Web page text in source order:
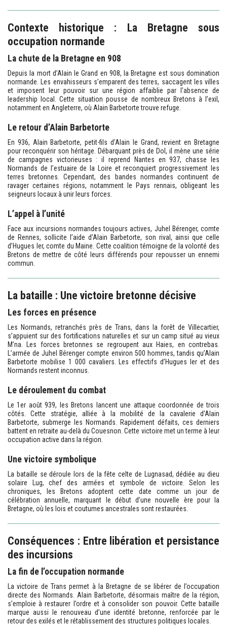
Contexte historique : La Bretagne sous
occupation normande
La chute de la Bretagne en 908
Depuis la mort d’Alain le Grand en 908, la Bretagne est sous domination
normande. Les envahisseurs s’emparent des terres, saccagent les villes
et imposent leur pouvoir sur une région affaiblie par l'absence de
leadership local. Cette situation pousse de nombreux Bretons à l’exil,
notamment en Angleterre, où Alain Barbetorte trouve refuge.
Le retour d’Alain Barbetorte
En 936, Alain Barbetorte, petit-fils d’Alain le Grand, revient en Bretagne
pour reconquérir son héritage. Débarquant près de Dol, il mène une série
de campagnes victorieuses : il reprend Nantes en 937, chasse les
Normands de l’estuaire de la Loire et reconquiert progressivement les
terres bretonnes. Cependant, des bandes normandes continuent de
ravager certaines régions, notamment le Pays rennais, obligeant les
seigneurs locaux à unir leurs forces.
L’appel à l’unité
Face aux incursions normandes toujours actives, Juhel Bérenger, comte
de Rennes, sollicite l’aide d’Alain Barbetorte, son rival, ainsi que celle
d’Hugues Ier, comte du Maine. Cette coalition témoigne de la volonté des
Bretons de mettre de côté leurs différends pour repousser un ennemi
commun.
La bataille : Une victoire bretonne décisive
Les forces en présence
Les Normands, retranchés près de Trans, dans la forêt de Villecartier,
s’appuient sur des fortifications naturelles et sur un camp situé au vieux
M’na. Les forces bretonnes se regroupent aux Haies, en contrebas.
L’armée de Juhel Bérenger compte environ 500 hommes, tandis qu’Alain
Barbetorte mobilise 1 000 cavaliers. Les effectifs d’Hugues Ier et des
Normands restent inconnus.
Le déroulement du combat
Le 1er août 939, les Bretons lancent une attaque coordonnée de trois
côtés. Cette stratégie, alliée à la mobilité de la cavalerie d’Alain
Barbetorte, submerge les Normands. Rapidement défaits, ces derniers
battent en retraite au-delà du Couesnon. Cette victoire met un terme à leur
occupation active dans la région.
Une victoire symbolique
La bataille se déroule lors de la fête celte de Lugnasad, dédiée au dieu
solaire Lug, chef des armées et symbole de victoire. Selon les
chroniques, les Bretons adoptent cette date comme un jour de
célébration annuelle, marquant le début d’une nouvelle ère pour la
Bretagne, où les lois et coutumes ancestrales sont restaurées.
Conséquences : Entre libération et persistance
des incursions
La fin de l’occupation normande
La victoire de Trans permet à la Bretagne de se libérer de l’occupation
directe des Normands. Alain Barbetorte, désormais maître de la région,
s’emploie à restaurer l’ordre et à consolider son pouvoir. Cette bataille
marque aussi le renouveau d’une identité bretonne, renforcée par le
retour des exilés et le rétablissement des structures politiques locales.